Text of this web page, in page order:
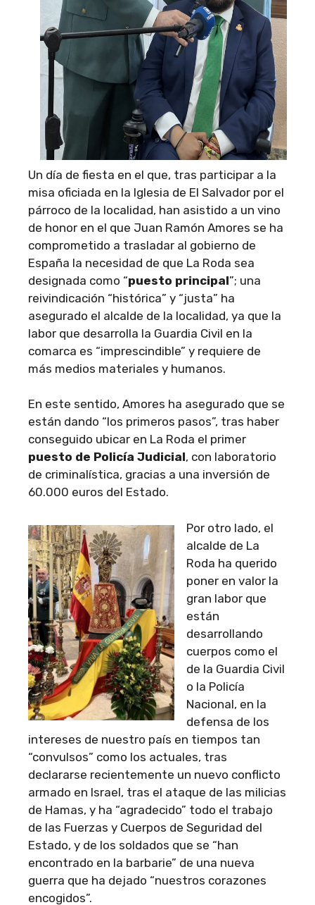
Un día de fiesta en el que, tras participar a la
misa oficiada en la Iglesia de El Salvador por el
párroco de la localidad, han asistido a un vino
de honor en el que Juan Ramón Amores se ha
comprometido a trasladar al gobierno de
España la necesidad de que La Roda sea
designada como “puesto principal”; una
reivindicación “histórica” y “justa” ha
asegurado el alcalde de la localidad, ya que la
labor que desarrolla la Guardia Civil en la
comarca es “imprescindible” y requiere de
más medios materiales y humanos.
En este sentido, Amores ha asegurado que se
están dando “los primeros pasos”, tras haber
conseguido ubicar en La Roda el primer
puesto de Policía Judicial, con laboratorio
de criminalística, gracias a una inversión de
60.000 euros del Estado.
Por otro lado, el
alcalde de La
Roda ha querido
poner en valor la
gran labor que
están
desarrollando
cuerpos como el
de la Guardia Civil
o la Policía
Nacional, en la
defensa de los
intereses de nuestro país en tiempos tan
“convulsos” como los actuales, tras
declararse recientemente un nuevo conflicto
armado en Israel, tras el ataque de las milicias
de Hamas, y ha “agradecido” todo el trabajo
de las Fuerzas y Cuerpos de Seguridad del
Estado, y de los soldados que se “han
encontrado en la barbarie” de una nueva
guerra que ha dejado “nuestros corazones
encogidos”.